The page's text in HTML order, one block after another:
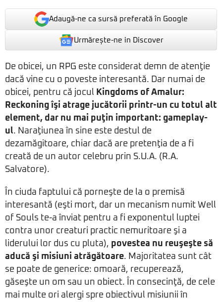
Adaugă-ne ca sursă preferată în Google
Urmărește-ne in Discover
De obicei, un RPG este considerat demn de atenţie
dacă vine cu o poveste interesantă. Dar numai de
obicei, pentru că jocul Kingdoms of Amalur:
Reckoning îşi atrage jucătorii printr-un cu totul alt
element, dar nu mai puţin important: gameplay-
ul. Naraţiunea în sine este destul de
dezamăgitoare, chiar dacă are pretenţia de a fi
creată de un autor celebru prin S.U.A. (R.A.
Salvatore).
În ciuda faptului că porneşte de la o premisă
interesantă (eşti mort, dar un mecanism numit Well
of Souls te-a înviat pentru a fi exponentul luptei
contra unor creaturi practic nemuritoare şi a
liderului lor dus cu pluta), povestea nu reuşeşte să
aducă şi misiuni atrăgătoare. Majoritatea sunt cât
se poate de generice: omoară, recuperează,
găseşte un om sau un obiect. În consecinţă, de cele
mai multe ori alergi spre obiectivul misiunii în